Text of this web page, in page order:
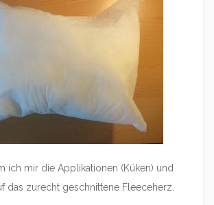
ich mir die Applikationen (Küken) und
das zurecht geschnittene Fleeceherz.